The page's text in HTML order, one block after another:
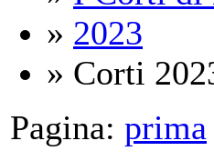
» 2023
» Corti
Pagina: prima